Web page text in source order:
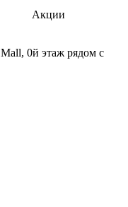
Акции
0й этаж рядом с